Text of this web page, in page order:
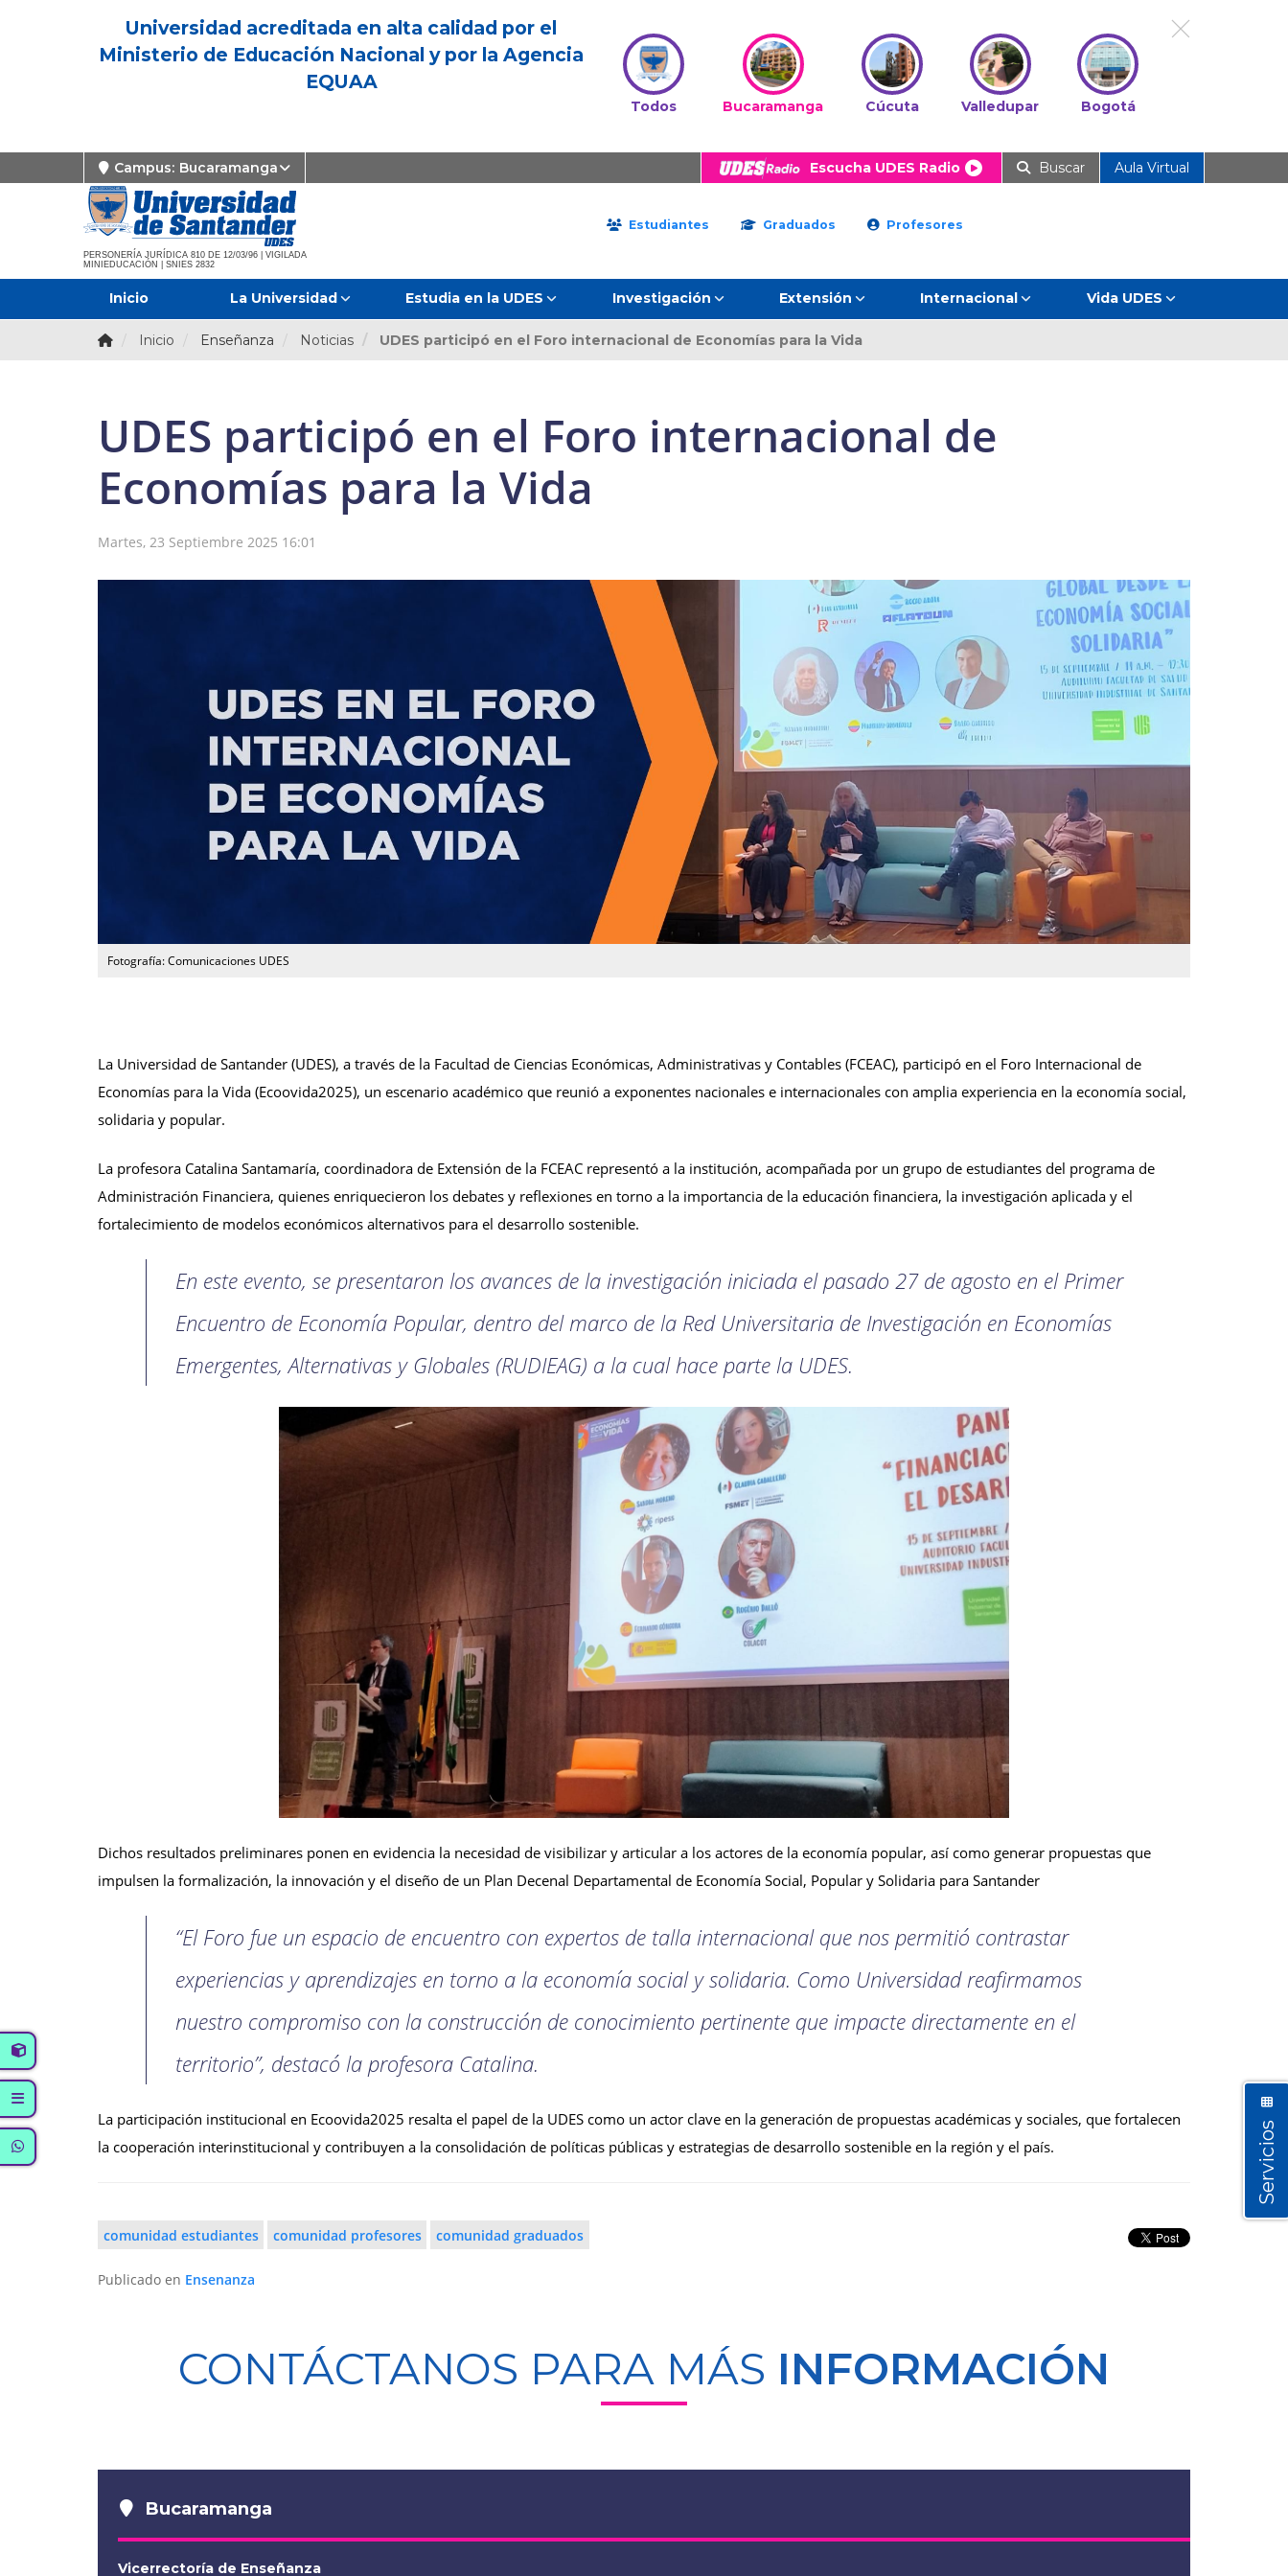
Universidad acreditada en alta calidad por el
Ministerio de Educación Nacional y por la Agencia
EQUAA
Todos Bucaramanga Cúcuta Valledupar Bogotá
Campus: Bucaramanga Escucha UDES Radio Buscar Aula Virtual
PERSONERÍA JURÍDICA 810 DE 12/03/96 | VIGILADA
MINIEDUCACIÓN | SNIES 2832
Estudiantes Graduados Profesores
Inicio La Universidad Estudia en la UDES Investigación Extensión Internacional Vida UDES
Inicio Enseñanza Noticias UDES participó en el Foro internacional de Economías para la Vida
UDES participó en el Foro internacional de
Economías para la Vida
Martes, 23 Septiembre 2025 16:01
Fotografía: Comunicaciones UDES
La Universidad de Santander (UDES), a través de la Facultad de Ciencias Económicas, Administrativas y Contables (FCEAC), participó en el Foro Internacional de
Economías para la Vida (Ecoovida2025), un escenario académico que reunió a exponentes nacionales e internacionales con amplia experiencia en la economía social,
solidaria y popular.
La profesora Catalina Santamaría, coordinadora de Extensión de la FCEAC representó a la institución, acompañada por un grupo de estudiantes del programa de
Administración Financiera, quienes enriquecieron los debates y reflexiones en torno a la importancia de la educación financiera, la investigación aplicada y el
fortalecimiento de modelos económicos alternativos para el desarrollo sostenible.
En este evento, se presentaron los avances de la investigación iniciada el pasado 27 de agosto en el Primer
Encuentro de Economía Popular, dentro del marco de la Red Universitaria de Investigación en Economías
Emergentes, Alternativas y Globales (RUDIEAG) a la cual hace parte la UDES.
Dichos resultados preliminares ponen en evidencia la necesidad de visibilizar y articular a los actores de la economía popular, así como generar propuestas que
impulsen la formalización, la innovación y el diseño de un Plan Decenal Departamental de Economía Social, Popular y Solidaria para Santander
“El Foro fue un espacio de encuentro con expertos de talla internacional que nos permitió contrastar
experiencias y aprendizajes en torno a la economía social y solidaria. Como Universidad reafirmamos
nuestro compromiso con la construcción de conocimiento pertinente que impacte directamente en el
territorio”, destacó la profesora Catalina.
La participación institucional en Ecoovida2025 resalta el papel de la UDES como un actor clave en la generación de propuestas académicas y sociales, que fortalecen
la cooperación interinstitucional y contribuyen a la consolidación de políticas públicas y estrategias de desarrollo sostenible en la región y el país.
comunidad estudiantes comunidad profesores comunidad graduados
Publicado en Ensenanza
CONTÁCTANOS PARA MÁS INFORMACIÓN
Bucaramanga
Vicerrectoría de Enseñanza
Servicios